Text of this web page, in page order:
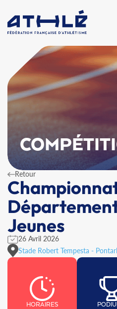
Retour
Jeunes
26 Avril 2026
Stade Robert Tempesta -
HORAIRES